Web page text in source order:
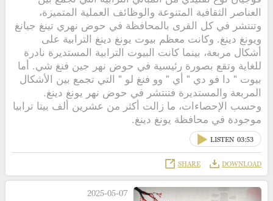
العناصر الثقافية المتنوعة والوظائف العملية المتميزة،
وتنتشر في كل القرى بالمحافظة في حوض نهري تينغ جيانغ
ويونغ دينغ. وكانت معظم بيوت يونغ دينغ الترابية على
أشكال مربعة، بينما كانت البيوت الترابية المستديرة نادرة
للغاية وتقع بصورة رئيسية في حوض نهر جين فنغ شي. أما
بيوت " دا فو دي " أي " وو فنغ لو " التي تجمع بين الأشكال
المربعة والمستديرة فتنتشر في حوض نهر يونغ دينغ.
وحسب الإحصاءات، ما زالت أكثر من عشرين ألف بيتا ترابيا
موجودة في محافظة يونغ دينغ.
LISTEN 03:53
DOWNLOAD
SHARE
2025-05-07